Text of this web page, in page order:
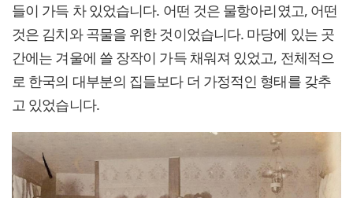
들이 가득 차 있었습니다. 어떤 것은 물항아리였고, 어떤
것은 김치와 곡물을 위한 것이었습니다. 마당에 있는 곳
간에는 겨울에 쓸 장작이 가득 채워져 있었고, 전체적으
로 한국의 대부분의 집들보다 더 가정적인 형태를 갖추
고 있었습니다.